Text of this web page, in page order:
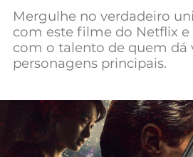
Tecnologia
Negócios
Mergulhe no verdadeiro
com este filme do Netflix e
com o talento de quem dá
personagens principais.